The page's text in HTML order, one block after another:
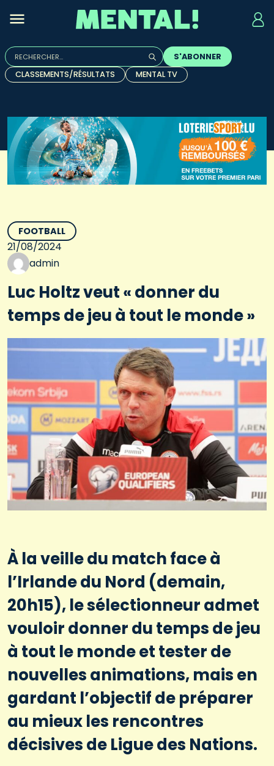
Rechercher :
Quand les résultats de l'auto-complétion sont
S'ABONNER
CLASSEMENTS/RÉSULTATS
MENTAL TV
FOOTBALL
21/08/2024
admin
Luc Holtz veut « donner du
temps de jeu à tout le monde »
À la veille du match face à
l’Irlande du Nord (demain,
20h15), le sélectionneur admet
vouloir donner du temps de jeu
à tout le monde et tester de
nouvelles animations, mais en
gardant l’objectif de préparer
au mieux les rencontres
décisives de Ligue des Nations.